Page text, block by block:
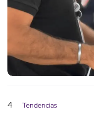
4 Tendencias